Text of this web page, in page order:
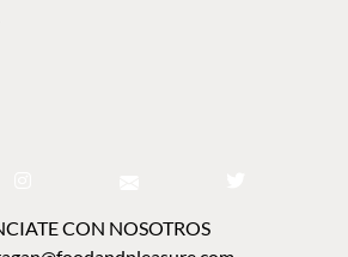
CON NOSOTROS